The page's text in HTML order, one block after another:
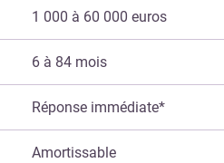
1 000 à 60 000 euros
6 à 84 mois
Réponse immédiate*
Amortissable